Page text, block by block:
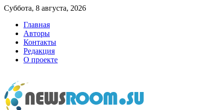
Суббота, 8 августа, 2026
Главная
Авторы
Контакты
Редакция
О проекте